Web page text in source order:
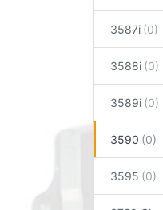
3587i
3588i
3589i
3590
3595